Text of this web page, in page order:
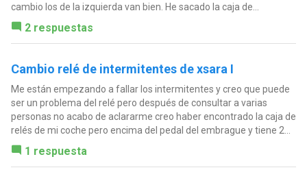
cambio los de la izquierda van bien. He sacado la caja de...
2 respuestas
Cambio relé de intermitentes de xsara I
Me están empezando a fallar los intermitentes y creo que puede
ser un problema del relé pero después de consultar a varias
personas no acabo de aclararme creo haber encontrado la caja de
relés de mi coche pero encima del pedal del embrague y tiene 2...
1 respuesta